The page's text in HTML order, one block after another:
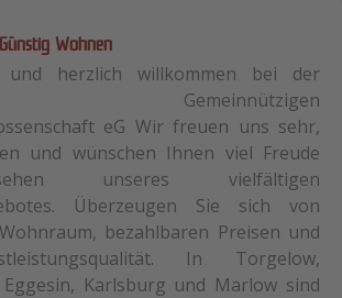
Wohnen
und herzlich willkommen bei der
Gemeinnützigen
eG Wir freuen uns sehr,
und wünschen Ihnen viel Freude
unseres vielfältigen
Überzeugen Sie sich von
bezahlbaren Preisen und
In Torgelow,
Eggesin, Karlsburg und Marlow sind